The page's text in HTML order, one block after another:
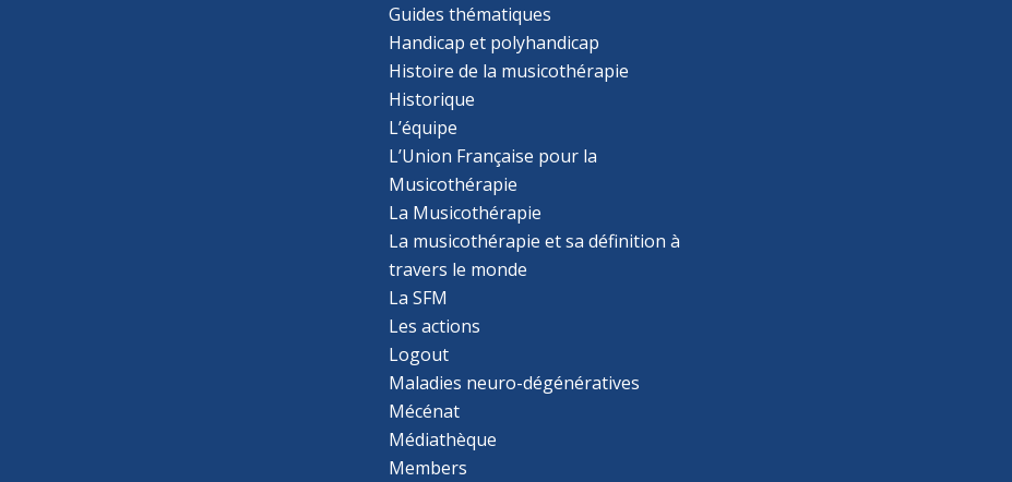
Guides thématiques
Handicap et polyhandicap
Histoire de la musicothérapie
Historique
L’équipe
L’Union Française pour la
Musicothérapie
La Musicothérapie
La musicothérapie et sa définition à
travers le monde
La SFM
Les actions
Logout
Maladies neuro-dégénératives
Mécénat
Médiathèque
Members